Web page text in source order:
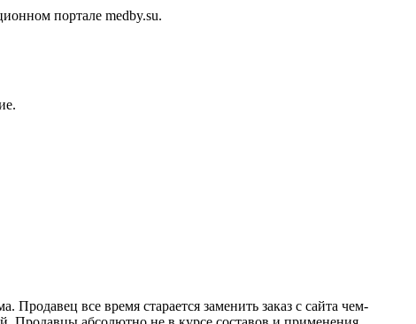
портале medby.su.
все время старается заменить заказ с сайта чем-